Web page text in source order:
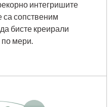
интегришите
са сопственим
бисте креирали
мери.